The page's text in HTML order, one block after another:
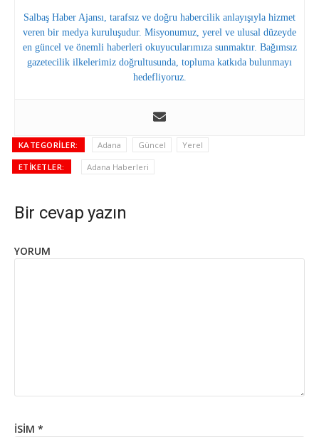
Salbaş Haber Ajansı, tarafsız ve doğru habercilik anlayışıyla hizmet
veren bir medya kuruluşudur. Misyonumuz, yerel ve ulusal düzeyde
en güncel ve önemli haberleri okuyucularımıza sunmaktır. Bağımsız
gazetecilik ilkelerimiz doğrultusunda, topluma katkıda bulunmayı
hedefliyoruz.
KATEGORILER: Adana Güncel Yerel
ETIKETLER: Adana Haberleri
Bir cevap yazın
YORUM
İSIM *